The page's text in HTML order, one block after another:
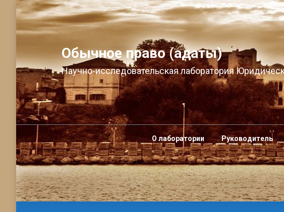
Обычное право (адаты)
Научно-исследовательская лаборатория
О лаборатории Руководитель